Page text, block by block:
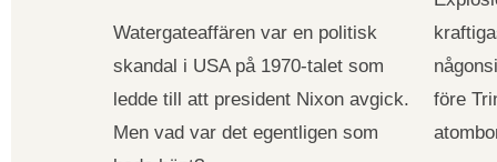
Watergateaffären var en politisk
skandal i USA på 1970-talet som
ledde till att president Nixon avgick.
Men vad var det egentligen som
före